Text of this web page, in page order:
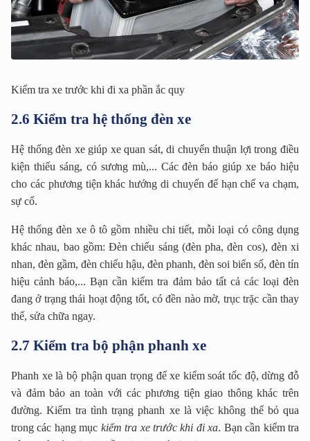
Kiểm tra xe trước khi đi xa phần ắc quy
2.6 Kiểm tra hệ thống đèn xe
Hệ thống đèn xe giúp xe quan sát, di chuyển thuận lợi trong điều
kiện thiếu sáng, có sương mù,... Các đèn báo giúp xe báo hiệu
cho các phương tiện khác hướng di chuyển để hạn chế va chạm,
sự cố.
Hệ thống đèn xe ô tô gồm nhiều chi tiết, mỗi loại có công dụng
khác nhau, bao gồm: Đèn chiếu sáng (đèn pha, đèn cos), đèn xi
nhan, đèn gầm, đèn chiếu hậu, đèn phanh, đèn soi biển số, đèn tín
hiệu cảnh báo,... Bạn cần kiểm tra đảm bảo tất cả các loại đèn
đang ở trạng thái hoạt động tốt, có đền nào mờ, trục trặc cần thay
thế, sửa chữa ngay.
2.7 Kiểm tra bộ phận phanh xe
Phanh xe là bộ phận quan trọng để xe kiểm soát tốc độ, dừng đỗ
và đảm bảo an toàn với các phương tiện giao thông khác trên
đường. Kiểm tra tình trạng phanh xe là việc không thể bỏ qua
trong các hạng mục kiểm tra xe trước khi đi xa. Bạn cần kiểm tra